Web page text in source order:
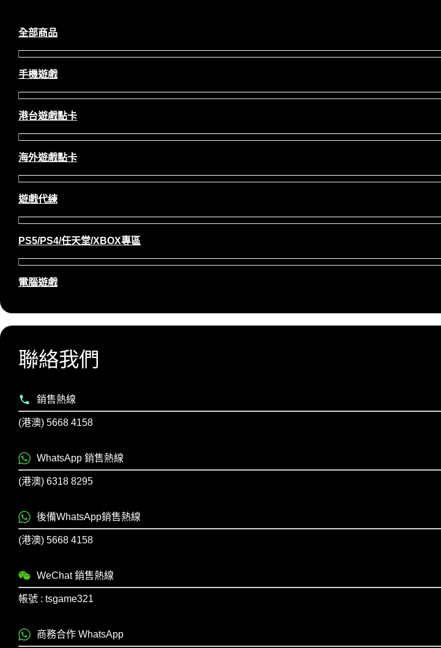
全部商品
手機遊戲
港台遊戲點卡
海外遊戲點卡
遊戲代練
PS5/PS4/任天堂/XBOX專區
電腦遊戲
聯絡我們
銷售熱線
(港澳) 5668 4158
WhatsApp 銷售熱線
(港澳) 6318 8295
後備WhatsApp銷售熱線
(港澳) 5668 4158
WeChat 銷售熱線
帳號 : tsgame321
商務合作 WhatsApp